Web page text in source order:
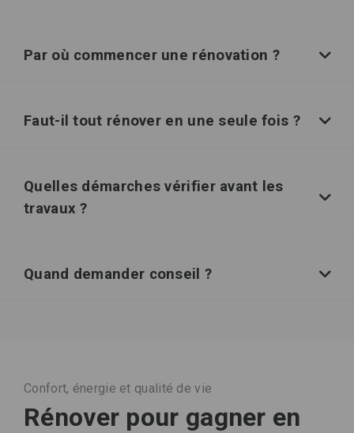
Par où commencer une rénovation ?
Faut-il tout rénover en une seule fois ?
Quelles démarches vérifier avant les
travaux ?
Quand demander conseil ?
Confort, énergie et qualité de vie
Rénover pour gagner en